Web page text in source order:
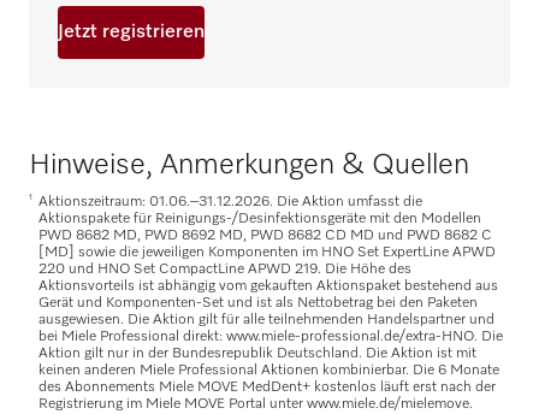
Jetzt registrieren
Hinweise, Anmerkungen & Quellen
1
Aktionszeitraum: 01.06.–31.12.2026. Die Aktion umfasst die
Aktionspakete für Reinigungs-/Desinfektionsgeräte mit den Modellen
PWD 8682 MD, PWD 8692 MD, PWD 8682 CD MD und PWD 8682 C
[MD] sowie die jeweiligen Komponenten im HNO Set ExpertLine APWD
220 und HNO Set CompactLine APWD 219. Die Höhe des
Aktionsvorteils ist abhängig vom gekauften Aktionspaket bestehend aus
Gerät und Komponenten-Set und ist als Nettobetrag bei den Paketen
ausgewiesen. Die Aktion gilt für alle teilnehmenden Handelspartner und
bei Miele Professional direkt: www.miele-professional.de/extra-HNO. Die
Aktion gilt nur in der Bundesrepublik Deutschland. Die Aktion ist mit
keinen anderen Miele Professional Aktionen kombinierbar. Die 6 Monate
des Abonnements Miele MOVE MedDent+ kostenlos läuft erst nach der
Registrierung im Miele MOVE Portal unter www.miele.de/mielemove.